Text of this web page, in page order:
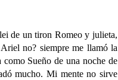
de un tiron Romeo y julieta,
no? siempre me llamó la
Sueño de una noche de
mucho. Mi mente no sirve